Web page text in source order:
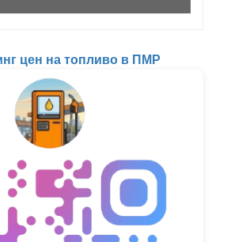
цен на топливо в ПМР